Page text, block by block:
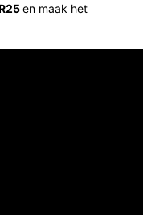
en maak het